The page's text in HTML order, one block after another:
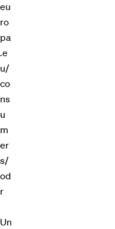
eu
ro
pa
.e
u/
co
ns
u
m
er
s/
od
r
Un